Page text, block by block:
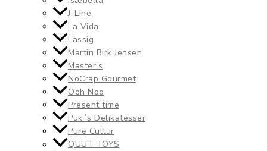
J-Line
La Vida
Lässig
Martin Birk Jensen
Master’s
NoCrap Gourmet
Ooh Noo
Present time
Puk´s Delikatesser
Pure Cultur
QUUT TOYS